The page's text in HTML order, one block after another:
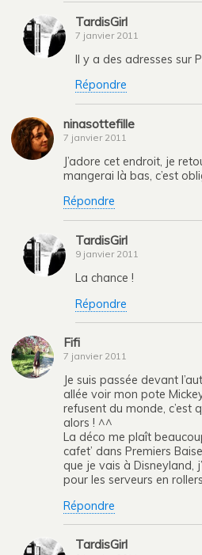
TardisGirl
7 janvier 2011
Il y a des adresses sur
Répondre
ninasottefille
7 janvier 2011
J’adore cet endroit, je
mangerai là bas, c’est
Répondre
TardisGirl
9 janvier 2011
La chance !
Répondre
Fifi
7 janvier 2011
Je suis passée devant
allée voir mon pote
refusent du monde, c’est
alors ! ^^
La déco me plaît
cafet’ dans Premiers
que je vais à Disneyland,
pour les serveurs en
Répondre
TardisGirl